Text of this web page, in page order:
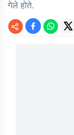
गेले होते.